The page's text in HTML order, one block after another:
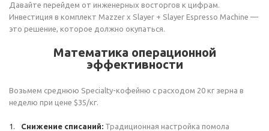
Давайте перейдем от инженерных восторгов к цифрам.
Инвестиция в комплект Mazzer x Slayer + Slayer Espresso Machine —
это решение, которое должно окупаться.
Математика операционной
эффективности
Возьмем среднюю Specialty-кофейню с расходом 20 кг зерна в
неделю при цене $35/кг.
Снижение списаний: Традиционная настройка помола